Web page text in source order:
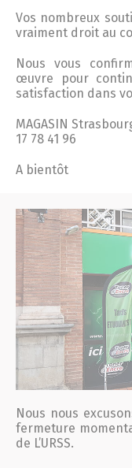
Vos nombreux
vraiment droit au
Nous vous
œuvre pour
satisfaction dans
MAGASIN
17 78 41 96
A bientôt
Nous nous
fermeture
de L’URSS.